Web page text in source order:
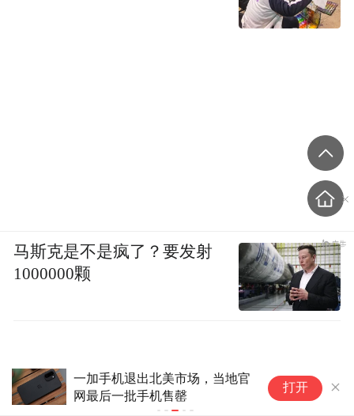
一加手机退出北美市场，当地官
网最后一批手机售罄
打开
马斯克是不是疯了？要发射
1000000颗